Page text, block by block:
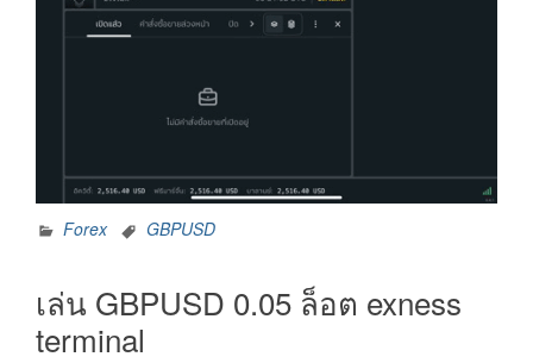
Forex GBPUSD
เล่น GBPUSD 0.05 ล็อต exness
terminal